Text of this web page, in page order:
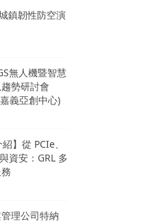
鎮韌性防空演
無人機暨智慧
勢研討會
義亞創中心)
】從 PCIe、
資安：GRL 多
理公司特納